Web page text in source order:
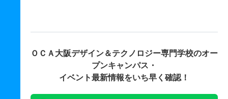
ＯＣＡ大阪デザイン＆テクノロジー専門学校のオー
プンキャンパス・
イベント最新情報をいち早く確認！